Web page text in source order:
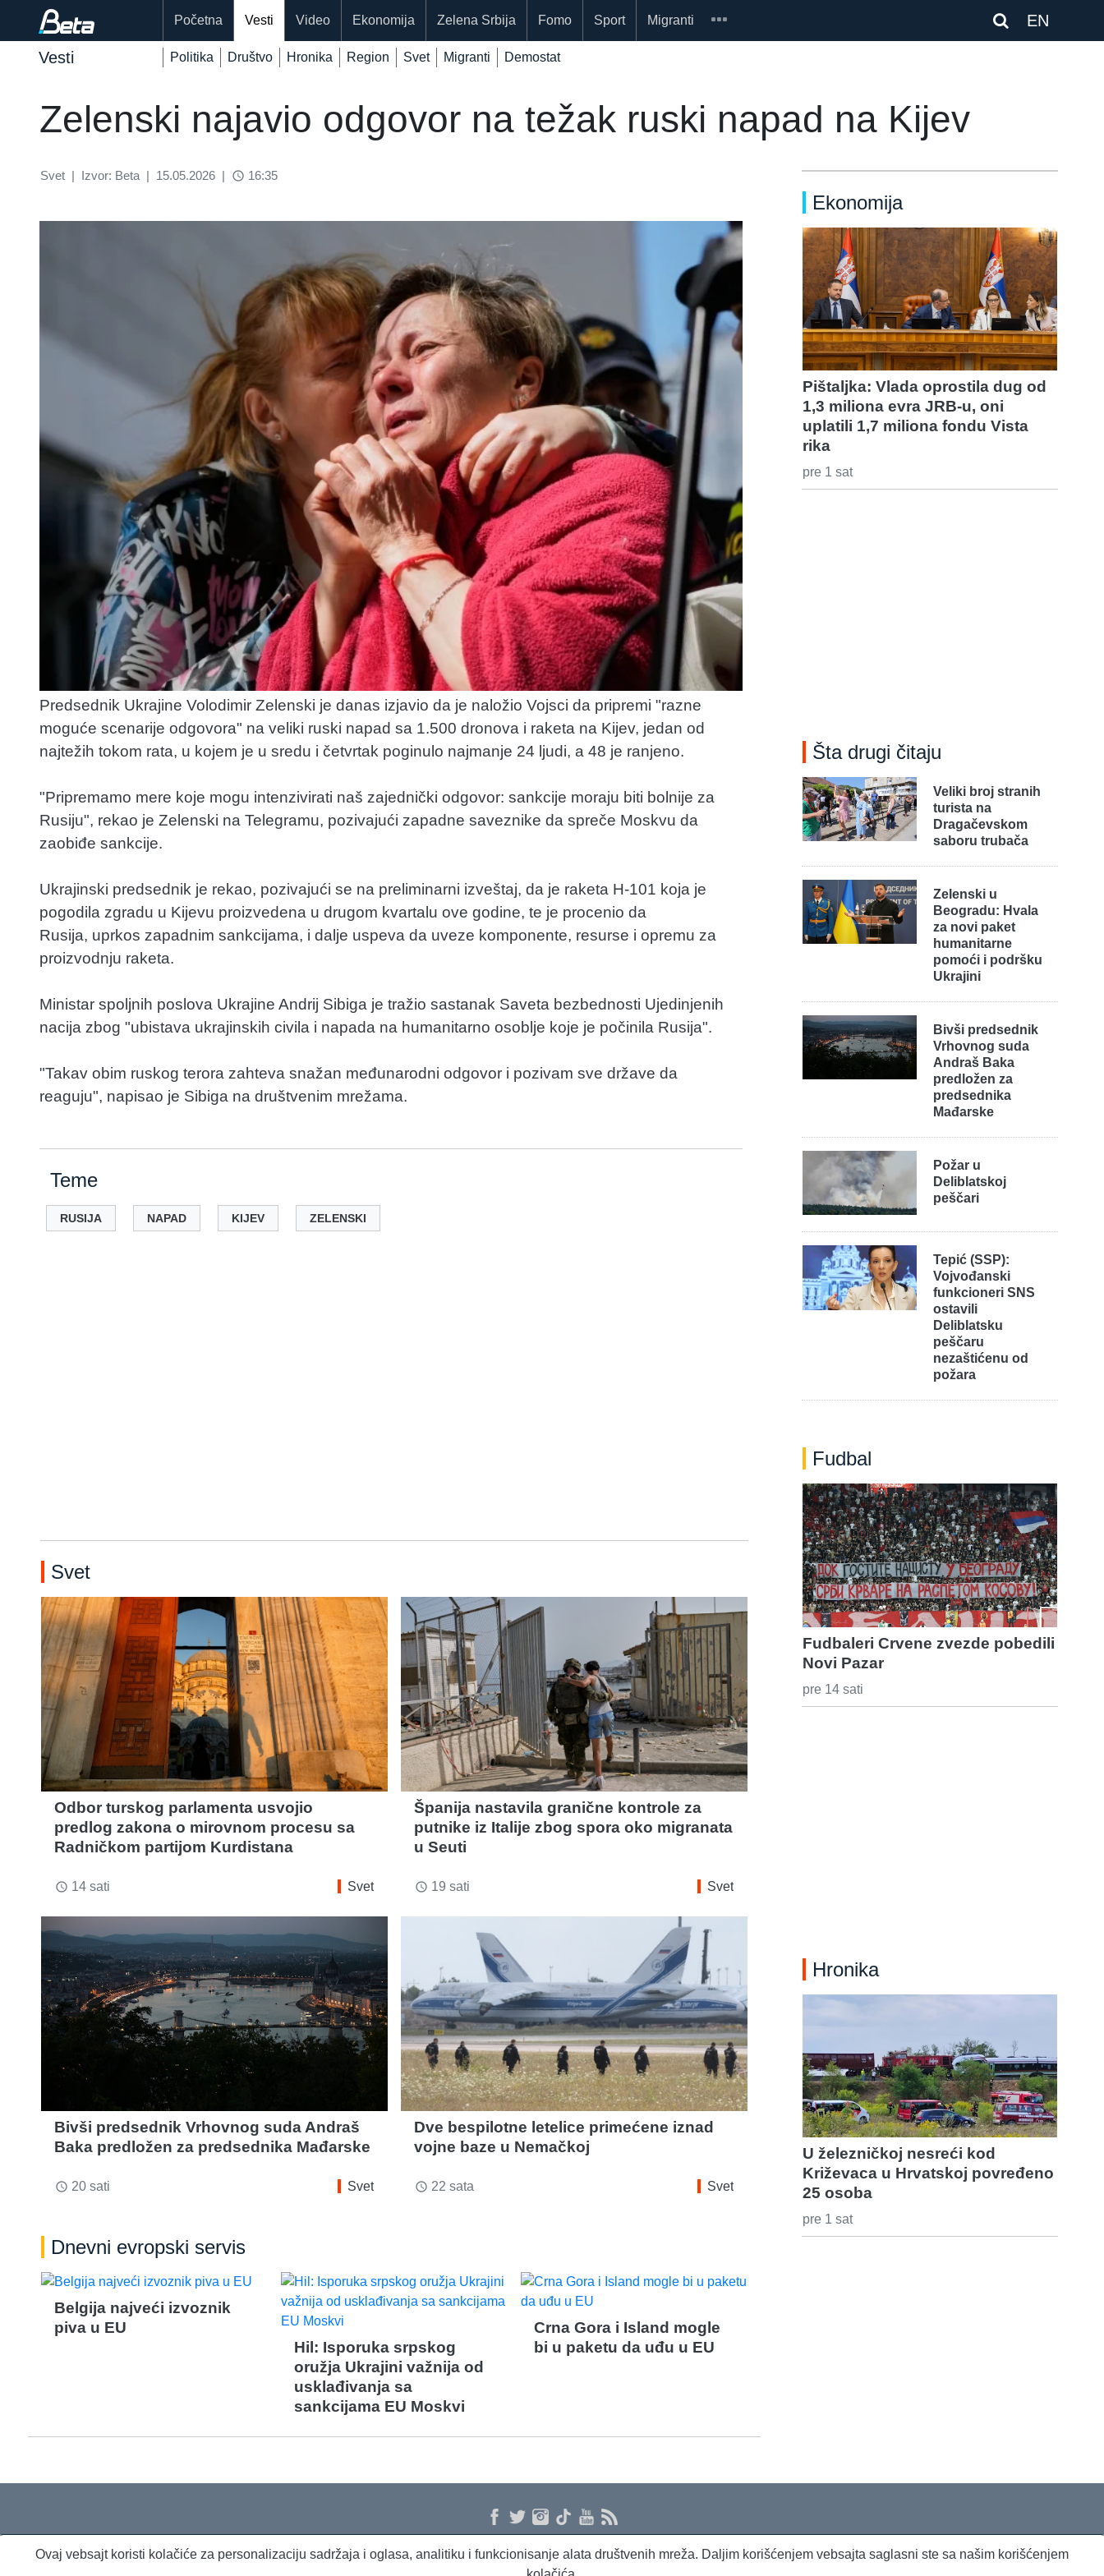
EN
Početna Vesti Video Ekonomija Zelena Srbija Fomo Sport Migranti
Vesti Politika Društvo Hronika Region Svet Migranti Demostat
Zelenski najavio odgovor na težak ruski napad na Kijev
Svet | Izvor: Beta | 15.05.2026 | access_time 16:35
Predsednik Ukrajine Volodimir Zelenski je danas izjavio da je naložio Vojsci da pripremi "razne
moguće scenarije odgovora" na veliki ruski napad sa 1.500 dronova i raketa na Kijev, jedan od
najtežih tokom rata, u kojem je u sredu i četvrtak poginulo najmanje 24 ljudi, a 48 je ranjeno.
"Pripremamo mere koje mogu intenzivirati naš zajednički odgovor: sankcije moraju biti bolnije za
Rusiju", rekao je Zelenski na Telegramu, pozivajući zapadne saveznike da spreče Moskvu da
zaobiđe sankcije.
Ukrajinski predsednik je rekao, pozivajući se na preliminarni izveštaj, da je raketa H-101 koja je
pogodila zgradu u Kijevu proizvedena u drugom kvartalu ove godine, te je procenio da
Rusija, uprkos zapadnim sankcijama, i dalje uspeva da uveze komponente, resurse i opremu za
proizvodnju raketa.
Ministar spoljnih poslova Ukrajine Andrij Sibiga je tražio sastanak Saveta bezbednosti Ujedinjenih
nacija zbog "ubistava ukrajinskih civila i napada na humanitarno osoblje koje je počinila Rusija".
"Takav obim ruskog terora zahteva snažan međunarodni odgovor i pozivam sve države da
reaguju", napisao je Sibiga na društvenim mrežama.
Teme
RUSIJA NAPAD KIJEV ZELENSKI
Svet
Odbor turskog parlamenta usvojio
predlog zakona o mirovnom procesu sa
Radničkom partijom Kurdistana
access_time 14 sati Svet
Španija nastavila granične kontrole za
putnike iz Italije zbog spora oko migranata
u Seuti
access_time 19 sati Svet
Bivši predsednik Vrhovnog suda Andraš
Baka predložen za predsednika Mađarske
access_time 20 sati Svet
Dve bespilotne letelice primećene iznad
vojne baze u Nemačkoj
access_time 22 sata Svet
Dnevni evropski servis
Belgija najveći izvoznik
piva u EU
Hil: Isporuka srpskog
oružja Ukrajini važnija od
usklađivanja sa
sankcijama EU Moskvi
Crna Gora i Island mogle
bi u paketu da uđu u EU
Ekonomija
Pištaljka: Vlada oprostila dug od
1,3 miliona evra JRB-u, oni
uplatili 1,7 miliona fondu Vista
rika
pre 1 sat
Šta drugi čitaju
Veliki broj stranih
turista na
Dragačevskom
saboru trubača
Zelenski u
Beogradu: Hvala
za novi paket
humanitarne
pomoći i podršku
Ukrajini
Bivši predsednik
Vrhovnog suda
Andraš Baka
predložen za
predsednika
Mađarske
Požar u
Deliblatskoj
peščari
Tepić (SSP):
Vojvođanski
funkcioneri SNS
ostavili
Deliblatsku
peščaru
nezaštićenu od
požara
Fudbal
Fudbaleri Crvene zvezde pobedili
Novi Pazar
pre 14 sati
Hronika
U železničkoj nesreći kod
Križevaca u Hrvatskoj povređeno
25 osoba
pre 1 sat
Ovaj vebsajt koristi kolačiće za personalizaciju sadržaja i oglasa, analitiku i funkcionisanje alata društvenih mreža. Daljim korišćenjem vebsajta saglasni ste sa našim korišćenjem